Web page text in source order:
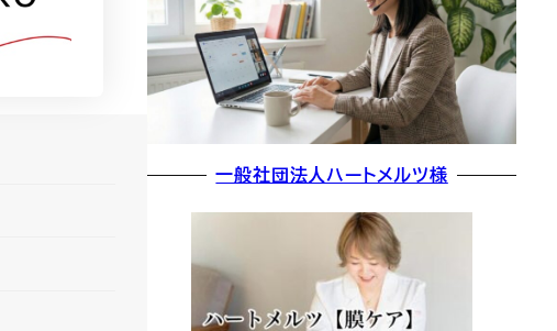
一般社団法人ハートメルツ様